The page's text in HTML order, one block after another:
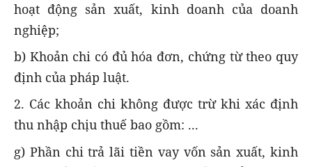
hoạt động sản xuất, kinh doanh của doanh
nghiệp;
b) Khoản chi có đủ hóa đơn, chứng từ theo quy
định của pháp luật.
2. Các khoản chi không được trừ khi xác định
thu nhập chịu thuế bao gồm: ...
g) Phần chi trả lãi tiền vay vốn sản xuất, kinh